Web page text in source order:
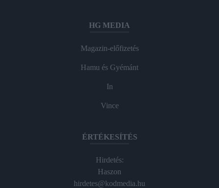
HG MEDIA
Magazin-előfizetés
Hamu és Gyémánt
In
Vince
ÉRTÉKESÍTÉS
Hirdetés:
Haszon
hirdetes@kodmedia.hu